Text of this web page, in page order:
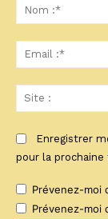
Enregistrer
pour la
Prévenez-moi
Prévenez-moi